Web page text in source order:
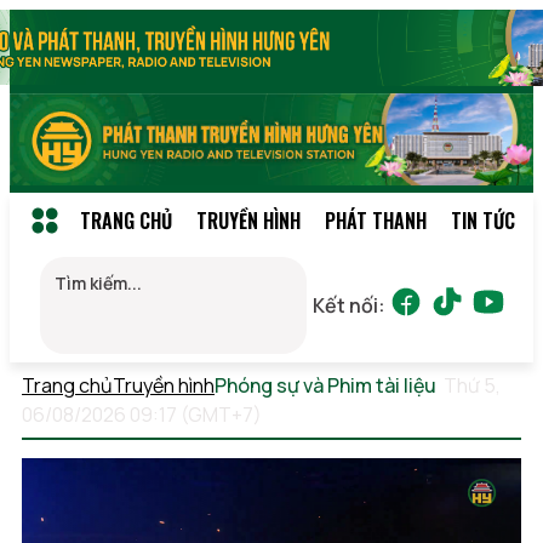
TRANG CHỦ TRUYỀN HÌNH PHÁT THANH TIN TỨC
Kết nối:
Trang chủTruyền hìnhPhóng sự và Phim tài liệu Thứ 5,
06/08/2026 09:17 (GMT+7)